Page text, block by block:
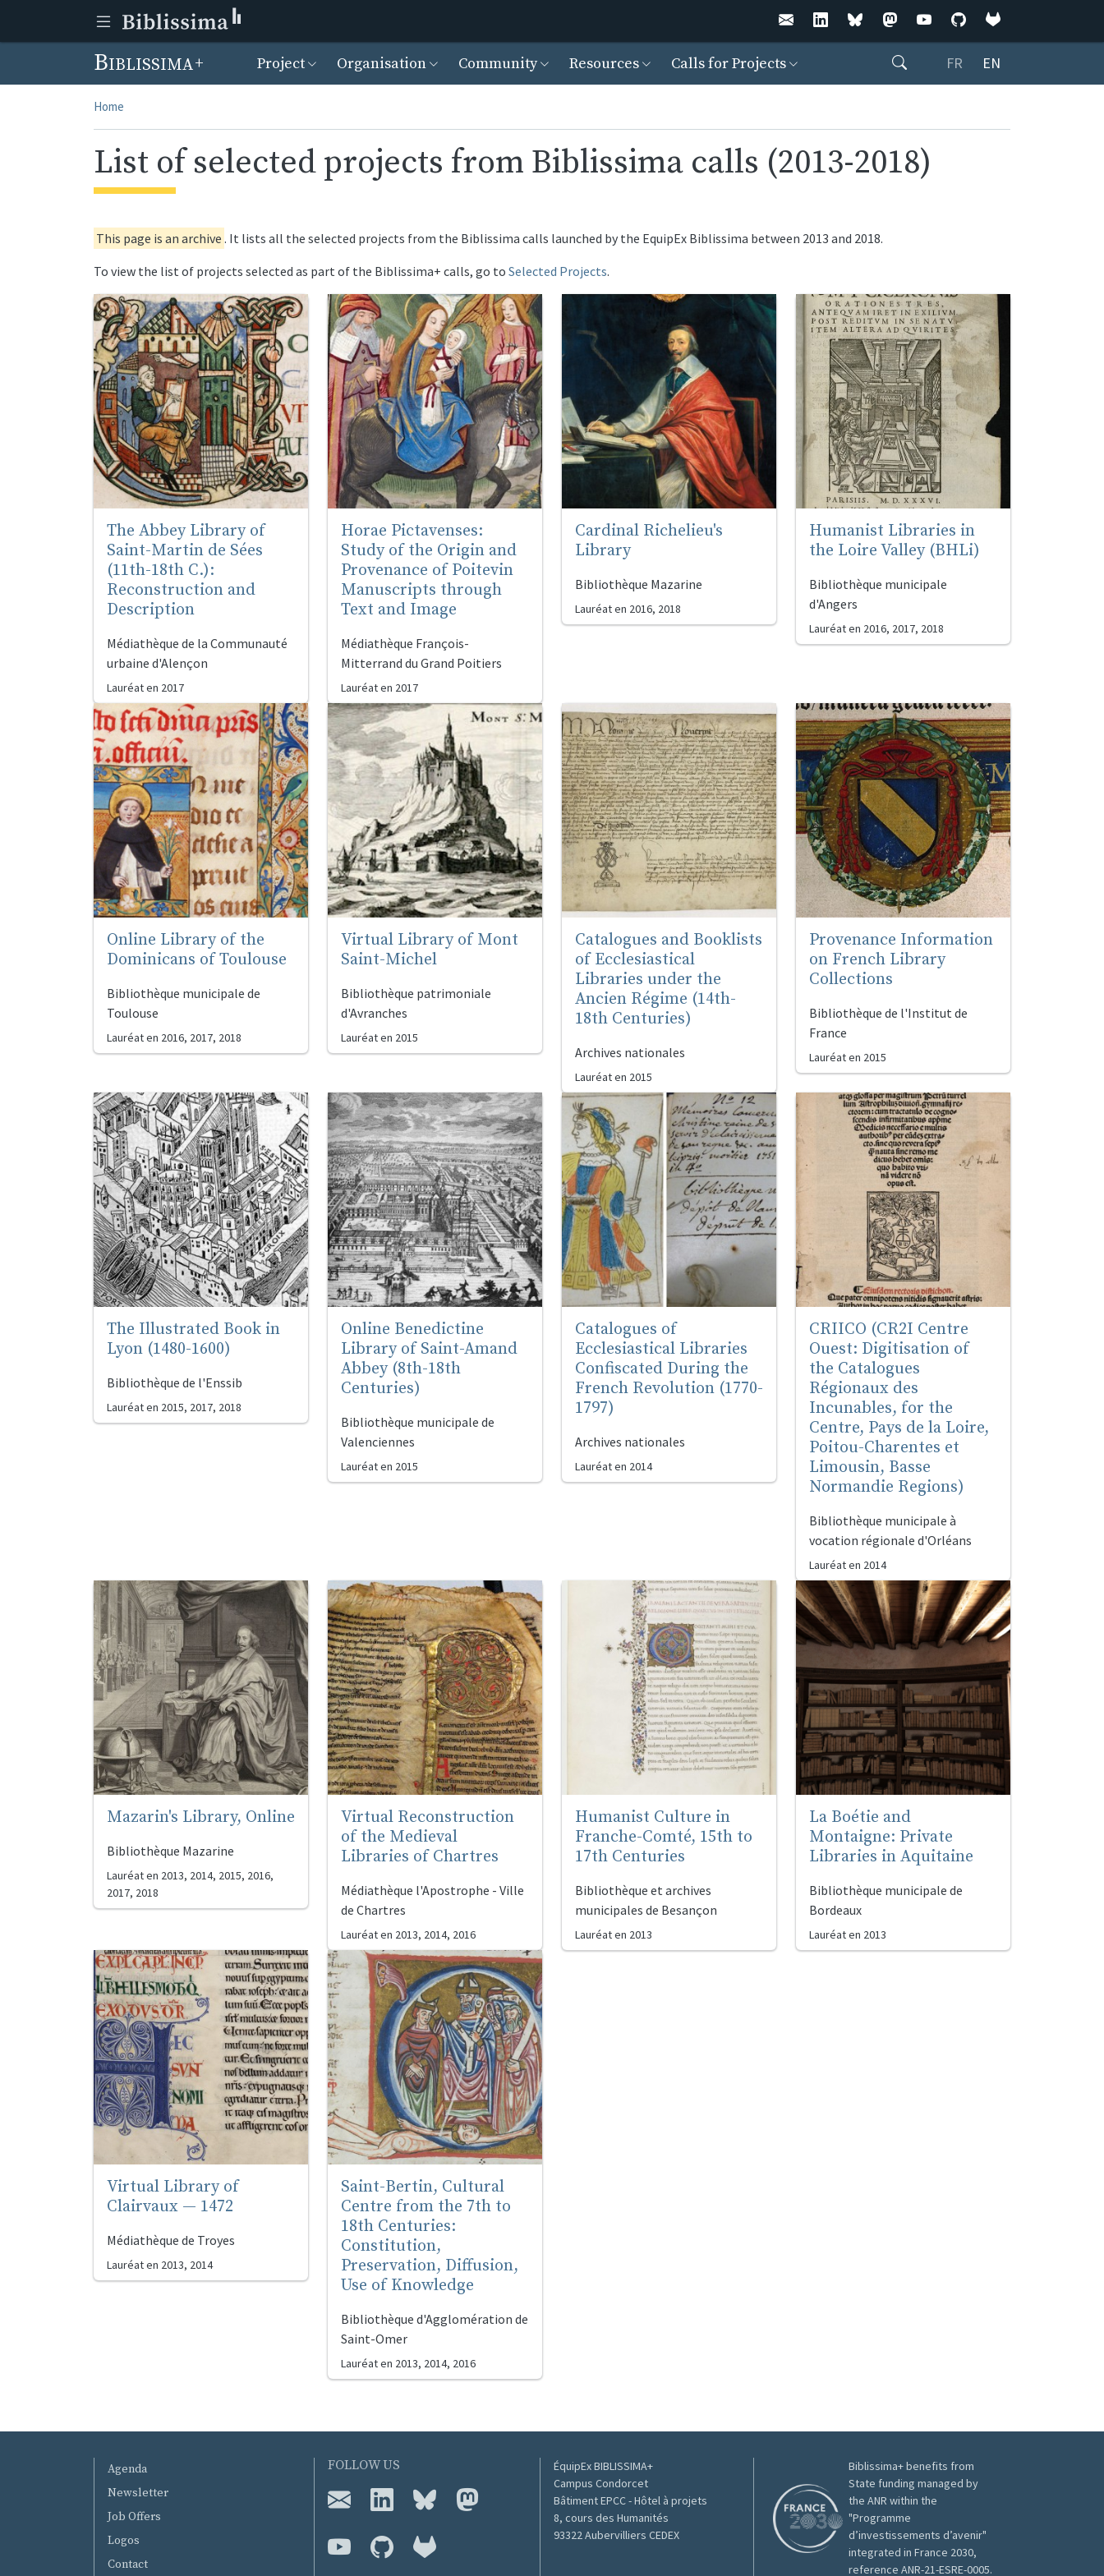
Biblissima Menu principal
Project Organisation Community Resources Calls for Projects Rechercher
FR EN
Home
List of selected projects from Biblissima calls (2013-2018)
This page is an archive . It lists all the selected projects from the Biblissima calls launched by the EquipEx Biblissima between 2013 and 2018.
To view the list of projects selected as part of the Biblissima+ calls, go to Selected Projects.
The Abbey Library of
Saint-Martin de Sées
(11th-18th C.):
Reconstruction and
Description
Médiathèque de la Communauté
urbaine d'Alençon
Lauréat en 2017
Horae Pictavenses:
Study of the Origin and
Provenance of Poitevin
Manuscripts through
Text and Image
Médiathèque François-
Mitterrand du Grand Poitiers
Lauréat en 2017
Cardinal Richelieu's
Library
Bibliothèque Mazarine
Lauréat en 2016, 2018
Humanist Libraries in
the Loire Valley (BHLi)
Bibliothèque municipale
d'Angers
Lauréat en 2016, 2017, 2018
Online Library of the
Dominicans of Toulouse
Bibliothèque municipale de
Toulouse
Lauréat en 2016, 2017, 2018
Virtual Library of Mont
Saint-Michel
Bibliothèque patrimoniale
d'Avranches
Lauréat en 2015
Catalogues and Booklists
of Ecclesiastical
Libraries under the
Ancien Régime (14th-
18th Centuries)
Archives nationales
Lauréat en 2015
Provenance Information
on French Library
Collections
Bibliothèque de l'Institut de
France
Lauréat en 2015
The Illustrated Book in
Lyon (1480-1600)
Bibliothèque de l'Enssib
Lauréat en 2015, 2017, 2018
Online Benedictine
Library of Saint-Amand
Abbey (8th-18th
Centuries)
Bibliothèque municipale de
Valenciennes
Lauréat en 2015
Catalogues of
Ecclesiastical Libraries
Confiscated During the
French Revolution (1770-
1797)
Archives nationales
Lauréat en 2014
CRIICO (CR2I Centre
Ouest: Digitisation of
the Catalogues
Régionaux des
Incunables, for the
Centre, Pays de la Loire,
Poitou-Charentes et
Limousin, Basse
Normandie Regions)
Bibliothèque municipale à
vocation régionale d'Orléans
Lauréat en 2014
Mazarin's Library, Online
Bibliothèque Mazarine
Lauréat en 2013, 2014, 2015, 2016,
2017, 2018
Virtual Reconstruction
of the Medieval
Libraries of Chartres
Médiathèque l'Apostrophe - Ville
de Chartres
Lauréat en 2013, 2014, 2016
Humanist Culture in
Franche-Comté, 15th to
17th Centuries
Bibliothèque et archives
municipales de Besançon
Lauréat en 2013
La Boétie and
Montaigne: Private
Libraries in Aquitaine
Bibliothèque municipale de
Bordeaux
Lauréat en 2013
Virtual Library of
Clairvaux — 1472
Médiathèque de Troyes
Lauréat en 2013, 2014
Saint-Bertin, Cultural
Centre from the 7th to
18th Centuries:
Constitution,
Preservation, Diffusion,
Use of Knowledge
Bibliothèque d'Agglomération de
Saint-Omer
Lauréat en 2013, 2014, 2016
MENU PIED DE PAGE
Agenda
Newsletter
Job Offers
Logos
Contact
FOLLOW US
ÉquipEx BIBLISSIMA+
Campus Condorcet
Bâtiment EPCC - Hôtel à projets
8, cours des Humanités
93322 Aubervilliers CEDEX
Biblissima+ benefits from
State funding managed by
the ANR within the
"Programme
d’investissements d’avenir"
integrated in France 2030,
reference ANR-21-ESRE-0005.